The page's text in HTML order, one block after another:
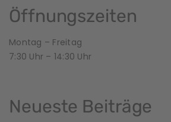
Öffnungszeiten
Montag – Freitag
7:30 Uhr – 14:30 Uhr
Neueste Beiträge